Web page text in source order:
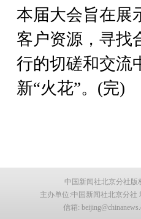
本届大会旨在展
客户资源，寻找
行的切磋和交流
新“火花”。(完)
中国新闻社北京分社版
主办单位:中国新闻社北京分社
信箱: